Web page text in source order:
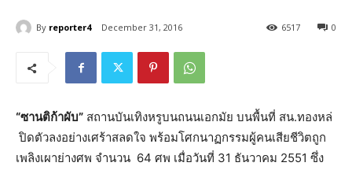
By reporter4 December 31, 2016 0
6517
“ซานติก้าผับ” สถานบันเทิงหรูบนถนนเอกมัย บนพื้นที่ สน.ทองหล่
ปิดตัวลงอย่างเศร้าสลดใจ พร้อมโศกนาฏกรรมผู้คนเสียชีวิตถูก
เพลิงเผาย่างศพ จำนวน 64 ศพ เมื่อวันที่ 31 ธันวาคม 2551 ซึ่ง